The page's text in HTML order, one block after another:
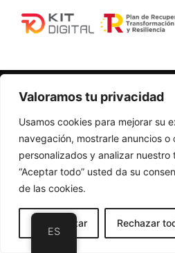
Valoramos tu privacidad
Usamos cookies para mejorar su
navegación, mostrarle anuncios o
personalizados y analizar
“Aceptar todo” usted da su
de las cookies.
Personalizar Rechazar
Polí­tica de
Accesibilidad
Política de
Cambios y
Diseño web realizado
ES